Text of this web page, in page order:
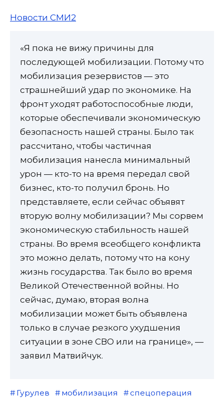
Новости СМИ2
«Я пока не вижу причины для
последующей мобилизации. Потому что
мобилизация резервистов — это
страшнейший удар по экономике. На
фронт уходят работоспособные люди,
которые обеспечивали экономическую
безопасность нашей страны. Было так
рассчитано, чтобы частичная
мобилизация нанесла минимальный
урон — кто-то на время передал свой
бизнес, кто-то получил бронь. Но
представляете, если сейчас объявят
вторую волну мобилизации? Мы сорвем
экономическую стабильность нашей
страны. Во время всеобщего конфликта
это можно делать, потому что на кону
жизнь государства. Так было во время
Великой Отечественной войны. Но
сейчас, думаю, вторая волна
мобилизации может быть объявлена
только в случае резкого ухудшения
ситуации в зоне СВО или на границе», —
заявил Матвийчук.
Гурулев мобилизация спецоперация